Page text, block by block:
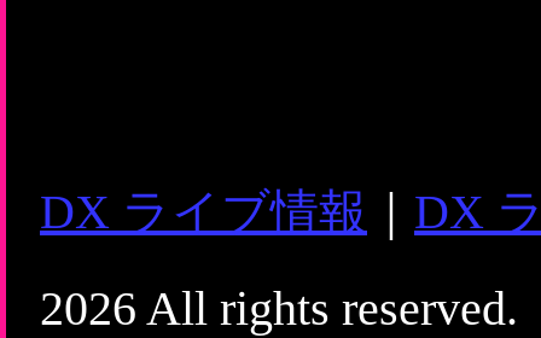
DX ライブ情報
DX
2026 All rights reserved.